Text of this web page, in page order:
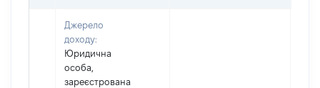
Джерело
доходу:
Юридична
особа,
зареєстрована